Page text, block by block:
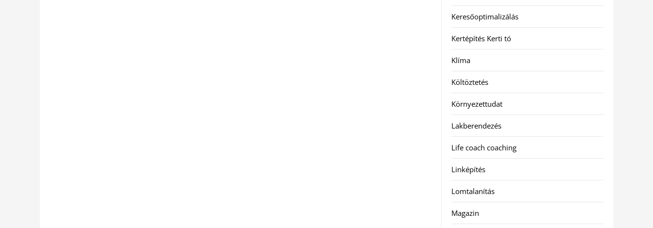
Keresőoptimalizálás
Kertépítés Kerti tó
Klíma
Költöztetés
Környezettudat
Lakberendezés
Life coach coaching
Linképítés
Lomtalanítás
Magazin